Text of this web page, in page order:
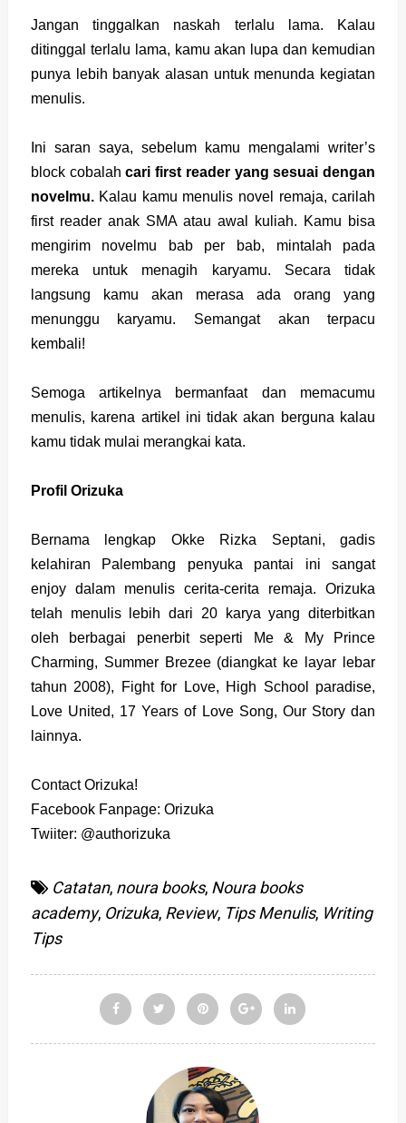
Jangan tinggalkan naskah terlalu lama. Kalau
ditinggal terlalu lama, kamu akan lupa dan kemudian
punya lebih banyak alasan untuk menunda kegiatan
menulis.
Ini saran saya, sebelum kamu mengalami writer’s
block cobalahcari first reader yang sesuai dengan
novelmu.Kalau kamu menulis novel remaja, carilah
first reader anak SMA atau awal kuliah. Kamu bisa
mengirim novelmu bab per bab, mintalah pada
mereka untuk menagih karyamu. Secara tidak
langsung kamu akan merasa ada orang yang
menunggu karyamu. Semangat akan terpacu
kembali!
Semoga artikelnya bermanfaat dan memacumu
menulis, karena artikel ini tidak akan berguna kalau
kamu tidak mulai merangkai kata.
Profil Orizuka
Bernama lengkap Okke Rizka Septani, gadis
kelahiran Palembang penyuka pantai ini sangat
enjoy dalam menulis cerita-cerita remaja. Orizuka
telah menulis lebih dari 20 karya yang diterbitkan
oleh berbagai penerbit seperti Me & My Prince
Charming, Summer Brezee (diangkat ke layar lebar
tahun 2008), Fight for Love, High School paradise,
Love United, 17 Years of Love Song, Our Story dan
lainnya.
Contact Orizuka!
Facebook Fanpage: Orizuka
Twiiter: @authorizuka
Catatan, noura books, Noura books
academy, Orizuka, Review, Tips Menulis, Writing
Tips